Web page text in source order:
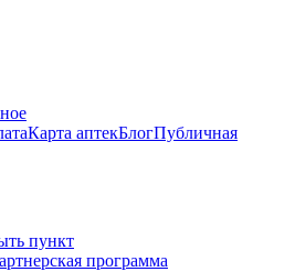
Карта аптекБлогПубличная
пункт
программа